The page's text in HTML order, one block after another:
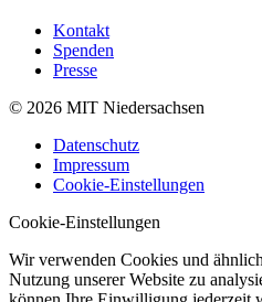
Kontakt
Spenden
Presse
© 2026 MIT Niedersachsen
Datenschutz
Impressum
Cookie-Einstellungen
Cookie-Einstellungen
Wir verwenden Cookies und
Nutzung unserer Website zu